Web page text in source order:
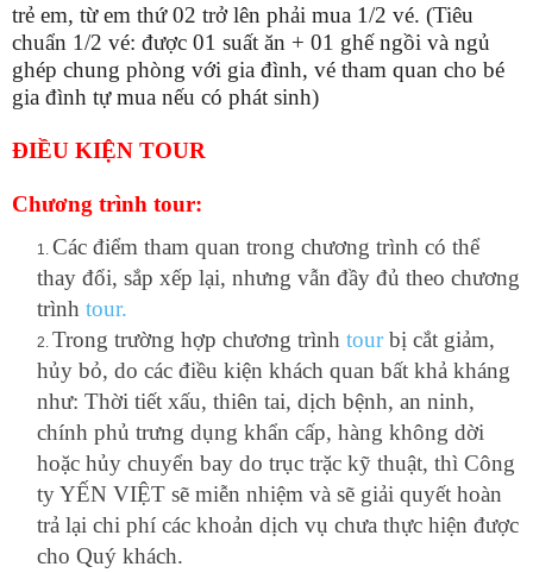
trẻ em, từ em thứ 02 trở lên phải mua 1/2 vé. (Tiêu
chuẩn 1/2 vé: được 01 suất ăn + 01 ghế ngồi và ngủ
ghép chung phòng với gia đình, vé tham quan cho bé
gia đình tự mua nếu có phát sinh)
ĐIỀU KIỆN TOUR
Chương trình tour:
Các điểm tham quan trong chương trình có thể
thay đổi, sắp xếp lại, nhưng vẫn đầy đủ theo chương
trình tour.
Trong trường hợp chương trình tourbị cắt giảm,
hủy bỏ, do các điều kiện khách quan bất khả kháng
như: Thời tiết xấu, thiên tai, dịch bệnh, an ninh,
chính phủ trưng dụng khẩn cấp, hàng không dời
hoặc hủy chuyển bay do trục trặc kỹ thuật, thì Công
ty YẾN VIỆT sẽ miễn nhiệm và sẽ giải quyết hoàn
trả lại chi phí các khoản dịch vụ chưa thực hiện được
cho Quý khách.